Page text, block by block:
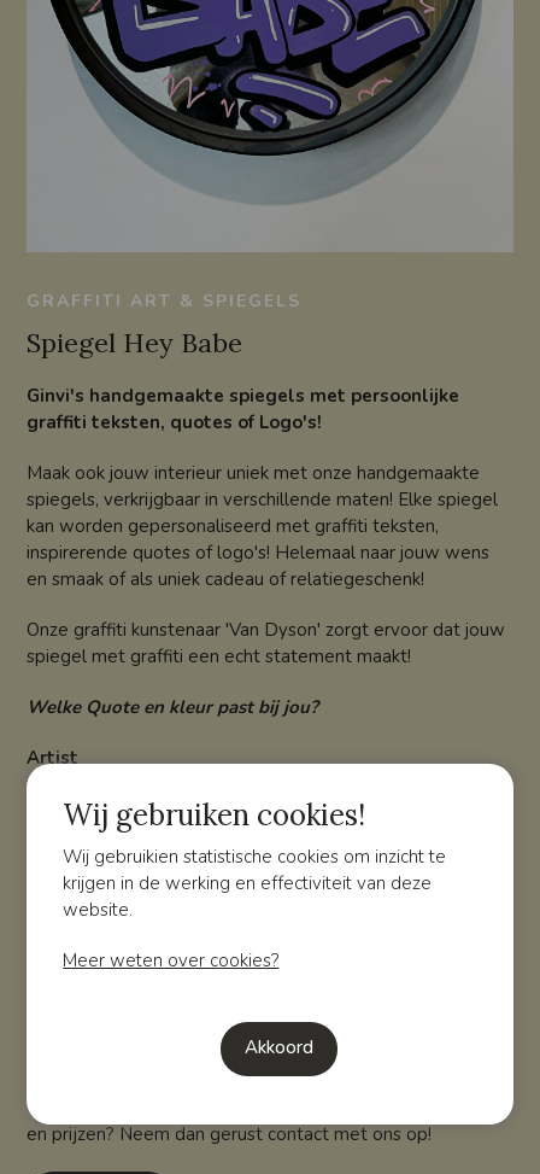
GRAFFITI ART & SPIEGELS
Spiegel Hey Babe
Ginvi's handgemaakte spiegels met persoonlijke
graffiti teksten, quotes of Logo's!
Maak ook jouw interieur uniek met onze handgemaakte
spiegels, verkrijgbaar in verschillende maten! Elke spiegel
kan worden gepersonaliseerd met graffiti teksten,
inspirerende quotes of logo's! Helemaal naar jouw wens
en smaak of als uniek cadeau of relatiegeschenk!
Onze graffiti kunstenaar 'Van Dyson' zorgt ervoor dat jouw
spiegel met graffiti een echt statement maakt!
Welke Quote en kleur past bij jou?
Artist
vanDyson
Materiaal
Spiegel met handgemaakte graffiti quote-art
Maten
Wilt u meer weten over de verschillende mogelijkheden
en prijzen? Neem dan gerust contact met ons op!
Wij gebruiken cookies!
Wij gebruikien statistische cookies om inzicht te
krijgen in de werking en effectiviteit van deze
website.
Meer weten over cookies?
Akkoord